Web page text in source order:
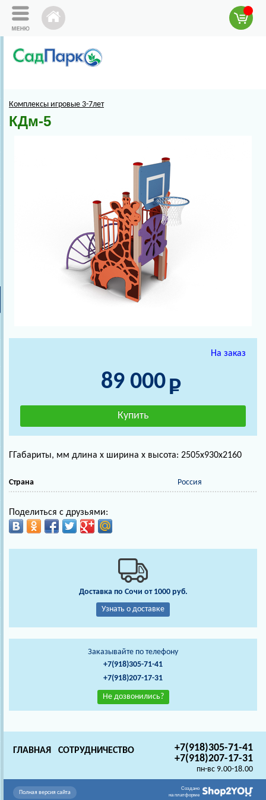
Комплексы игровые 3-7лет
КДм-5
На заказ
89 000
ГГабариты, мм длина х ширина х высота: 2505х930х2160
Страна Россия
Поделиться с друзьями:
Доставка по Сочи от 1000 руб.
Узнать о доставке
Заказывайте по телефону
+7(918)305-71-41
+7(918)207-17-31
Не дозвонились?
+7(918)305-71-41
+7(918)207-17-31
пн-вс 9.00-18.00
ГЛАВНАЯ СОТРУДНИЧЕСТВО
Создано
на платформе
Полная версия сайта